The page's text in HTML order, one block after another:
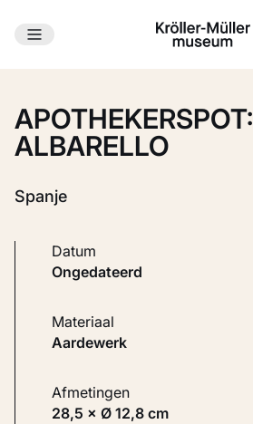
Ga naar hoofdinhoud
APOTHEKERSPOT:
ALBARELLO
Spanje
Datum
ongedateerd
Materiaal
Aardewerk
Afmetingen
28,5 × Ø 12,8 cm